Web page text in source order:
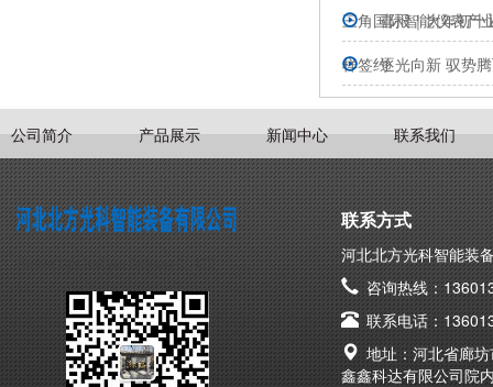
三角国际智能仪表产
喜报｜大年初
样签约逐光向新 驭势
词
公司简介
产品展示 新闻中心 联系我们
联系方式
河北北方光科智能装
咨询热线：
联系电话：
地址：河北省廊
鑫鑫科达有限公司院